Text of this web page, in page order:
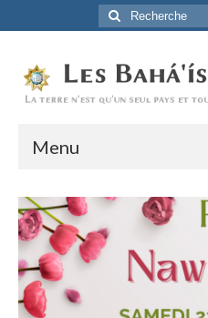
Rechercher
:
Menu
Accueil
La Foi Baha’ie
L’Histoire
Être Baha’i au quotidien